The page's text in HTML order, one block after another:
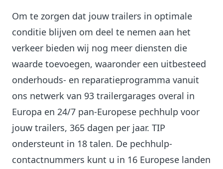
Om te zorgen dat jouw trailers in optimale
conditie blijven om deel te nemen aan het
verkeer bieden wij nog meer diensten die
waarde toevoegen, waaronder een uitbesteed
onderhouds- en reparatieprogramma vanuit
ons netwerk van 93 trailergarages overal in
Europa en 24/7 pan-Europese pechhulp voor
jouw trailers, 365 dagen per jaar. TIP
ondersteunt in 18 talen. De pechhulp-
contactnummers kunt u in 16 Europese landen